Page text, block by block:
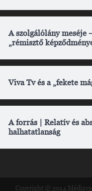
A szolgálólány meséje
„rémisztő
Viva Tv és a „fekete
A forrás | Relatív és
halhatatlanság
Copyright © 2014